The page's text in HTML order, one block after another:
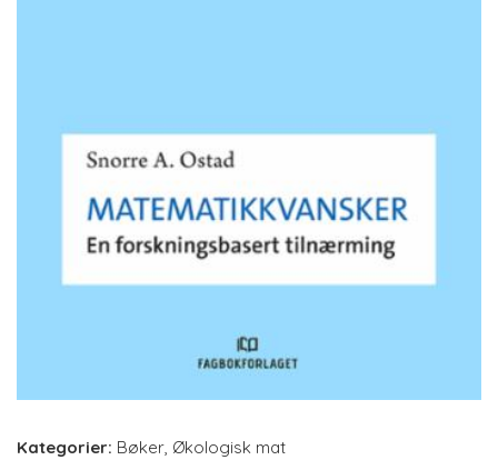
Kategorier: Bøker, Økologisk mat